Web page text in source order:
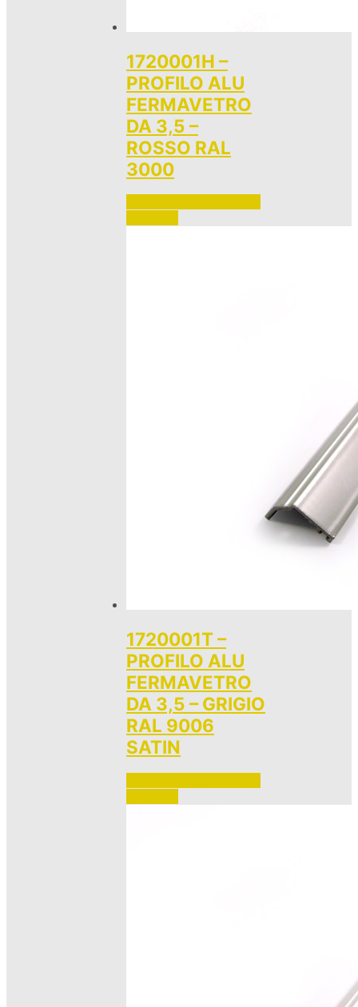
1720001H –
PROFILO ALU
FERMAVETRO
DA 3,5 –
ROSSO RAL
3000
1720001T –
PROFILO ALU
FERMAVETRO
DA 3,5 – GRIGIO
RAL 9006
SATIN